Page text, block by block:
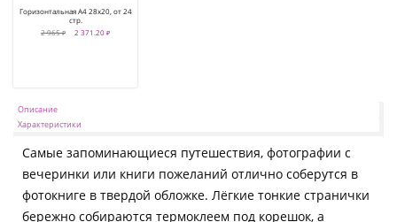
Горизонтальная А4 28х20, от 24
стр.
2 965 ₽
2 371.20 ₽
Описание
Характеристики
Самые запоминающиеся путешествия, фотографии с
вечеринки или книги пожеланий отлично соберутся в
фотокниге в твердой обложке. Лёгкие тонкие странички
бережно собираются термоклеем под корешок, а